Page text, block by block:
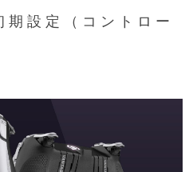
設定（コントロー